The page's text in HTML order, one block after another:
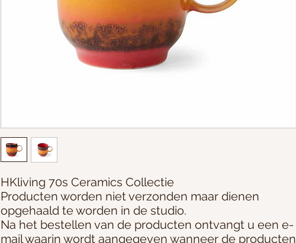
HKliving 70s Ceramics Collectie
Producten worden niet verzonden maar dienen
opgehaald te worden in de studio.
Na het bestellen van de producten ontvangt u een e-
mail waarin wordt aangegeven wanneer de producten